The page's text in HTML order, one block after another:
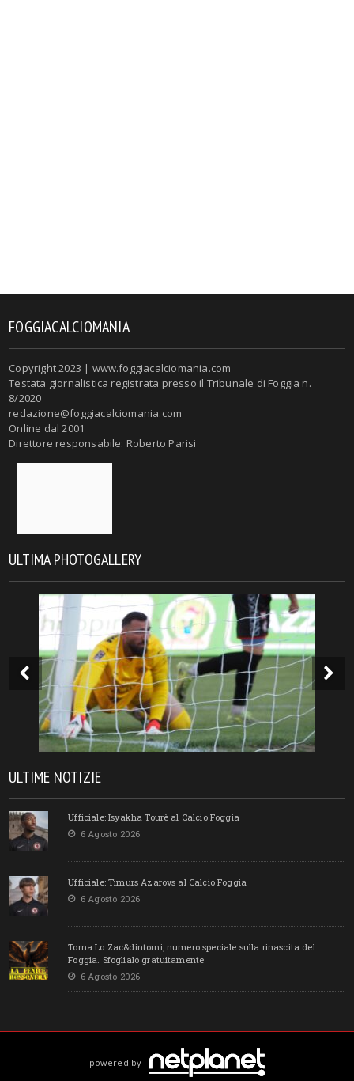
FOGGIACALCIOMANIA
Copyright 2023 | www.foggiacalciomania.com
Testata giornalistica registrata presso il Tribunale di Foggia n.
8/2020
redazione@foggiacalciomania.com
Online dal 2001
Direttore responsabile: Roberto Parisi
ULTIMA PHOTOGALLERY
ULTIME NOTIZIE
Ufficiale: Isyakha Tourè al Calcio Foggia
6 Agosto 2026
Ufficiale: Timurs Azarovs al Calcio Foggia
6 Agosto 2026
Torna Lo Zac&dintorni, numero speciale sulla rinascita del
Foggia. Sfoglialo gratuitamente
6 Agosto 2026
powered by